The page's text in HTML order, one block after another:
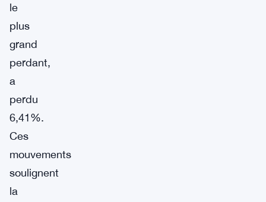
le
plus
grand
perdant,
a
perdu
6,41%.
Ces
mouvements
soulignent
la